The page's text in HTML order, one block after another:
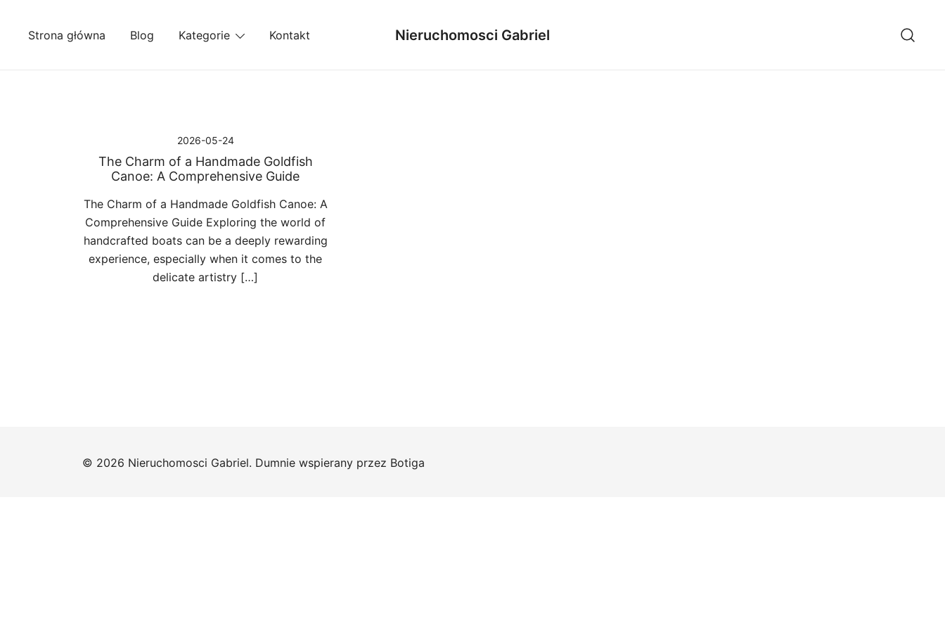
Strona główna Blog Kategorie Kontakt Nieruchomosci Gabriel
2026-05-24
The Charm of a Handmade Goldfish
Canoe: A Comprehensive Guide
The Charm of a Handmade Goldfish Canoe: A
Comprehensive Guide Exploring the world of
handcrafted boats can be a deeply rewarding
experience, especially when it comes to the
delicate artistry […]
© 2026 Nieruchomosci Gabriel. Dumnie wspierany przez Botiga